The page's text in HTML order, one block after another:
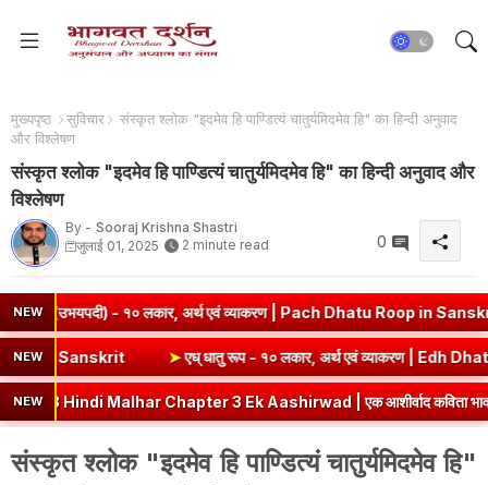
मुख्यपृष्ठ सुविचार
संस्कृत श्लोक "इदमेव हि पाण्डित्यं चातुर्यमिदमेव हि" का हिन्दी अनुवाद
और विश्लेषण
संस्कृत श्लोक "इदमेव हि पाण्डित्यं चातुर्यमिदमेव हि" का हिन्दी अनुवाद और
विश्लेषण
By - Sooraj Krishna Shastri
जुलाई 01, 2025
2 minute read 0
NEW - १० लकार, अर्थ एवं व्याकरण | Pach Dhatu Roop in Sanskrit
NEW
Dhatu Roop in Sanskrit ➤एध् धातु रूप - १० लकार, अर्थ एवं
NEW
Malhar Chapter 3 Ek Aashirwad | एक आशीर्वाद कविता भावार्थ एवं
संस्कृत श्लोक "इदमेव हि पाण्डित्यं चातुर्यमिदमेव हि"